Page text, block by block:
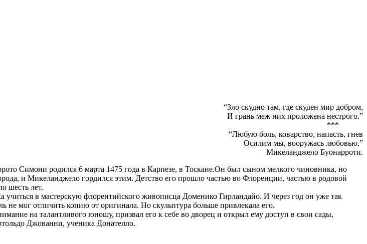
“Зло скудно там, где скуден мир добром,
И грань меж них проложена нестрого.”
***
“Любую боль, коварство, напасть, гнев
Осилим мы, вооружась любовью.”
Микеланджело Буонарроти.
Симони родился 6 марта 1475 года в Карпезе, в Тоскане.Он был сыном мелкого чиновника, но
и Микеланджело гордился этим. Детство его прошло частью во Флоренции, частью в родовой
шесть лет.
учиться в мастерскую флорентийского живописца Доменико Гирландайо. И через год он уже так
не мог отличить копию от оригинала. Но скульптура больше привлекала его.
на талантливого юношу, призвал его к себе во дворец и открыл ему доступ в свои сады,
Джованни, ученика Донателло.